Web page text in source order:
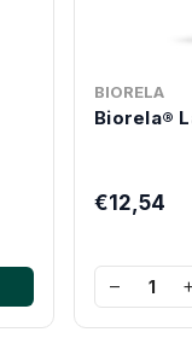
BIORELA
Biorela®
€12,54
−